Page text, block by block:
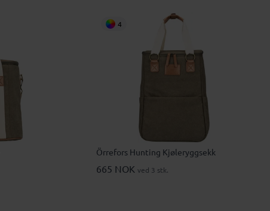
4
Örrefors Hunting Kjøleryggsekk
665 NOK ved 3 stk.